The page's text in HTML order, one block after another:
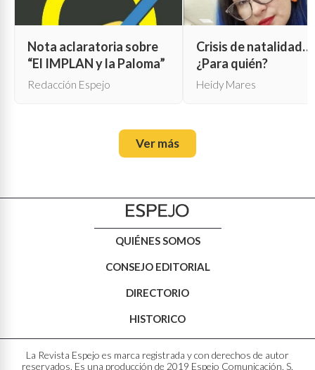
Nota aclaratoria sobre
“El IMPLAN y la Paloma”
Redacción Espejo
Crisis de natalidad…
¿Para quién?
Heidy Mares
Ver más
QUIÉNES SOMOS
CONSEJO EDITORIAL
DIRECTORIO
HISTORICO
La Revista Espejo es marca registrada y con derechos de autor
reservados. Es una producción de 2019 Espejo Comunicación, S.